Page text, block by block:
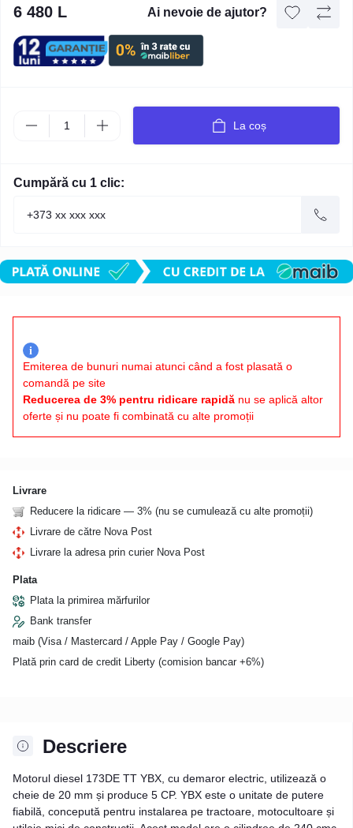
6 480 L Ai nevoie de ajutor?
La coș
Cumpără cu 1 clic:
i
Emiterea de bunuri numai atunci când a fost plasată o
comandă pe site
Reducerea de 3% pentru ridicare rapidă nu se aplică altor
oferte și nu poate fi combinată cu alte promoții
Livrare
Reducere la ridicare — 3% (nu se cumulează cu alte promoții)
Livrare de către Nova Post
Livrare la adresa prin curier Nova Post
Plata
Plata la primirea mărfurilor
Bank transfer
maib (Visa / Mastercard / Apple Pay / Google Pay)
Plată prin card de credit Liberty (comision bancar +6%)
Descriere
Motorul diesel 173DE TT YBX, cu demaror electric, utilizează o
cheie de 20 mm și produce 5 CP. YBX este o unitate de putere
fiabilă, concepută pentru instalarea pe tractoare, motocultoare și